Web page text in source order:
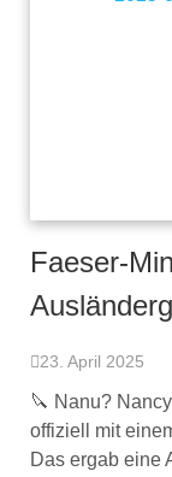
Faeser-
23. April 2025
🔪 Nanu?
offiziell mit
Das ergab eine